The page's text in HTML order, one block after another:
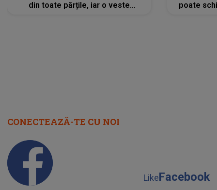
din toate părțile, iar o veste
poate
CONECTEAZĂ-TE CU NOI
LikeFacebook